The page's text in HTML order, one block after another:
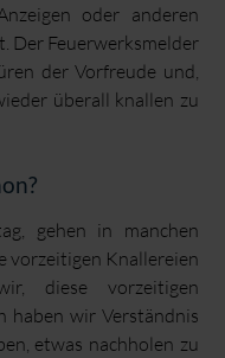
oder anderen
Der Feuerwerksmelder
der Vorfreude und,
überall knallen zu
gehen in manchen
vorzeitigen Knallereien
diese vorzeitigen
haben wir Verständnis
etwas nachholen zu